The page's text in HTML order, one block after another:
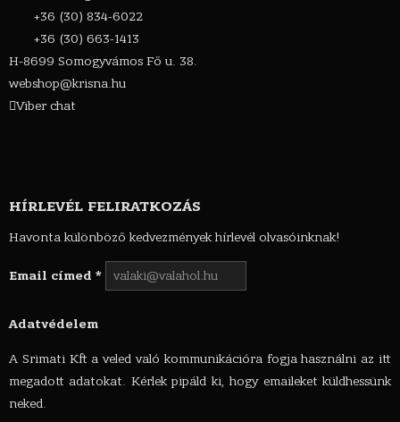
+36 (30) 834-6022
+36 (30) 663-1413
H-8699 Somogyvámos Fő u. 38.
webshop@krisna.hu
Viber chat
HÍRLEVÉL FELIRATKOZÁS
Havonta különböző kedvezmények hírlevél olvasóinknak!
Email címed *
Adatvédelem
A Srimati Kft a veled való kommunikációra fogja használni az itt
megadott adatokat. Kérlek pipáld ki, hogy emaileket küldhessünk
neked.